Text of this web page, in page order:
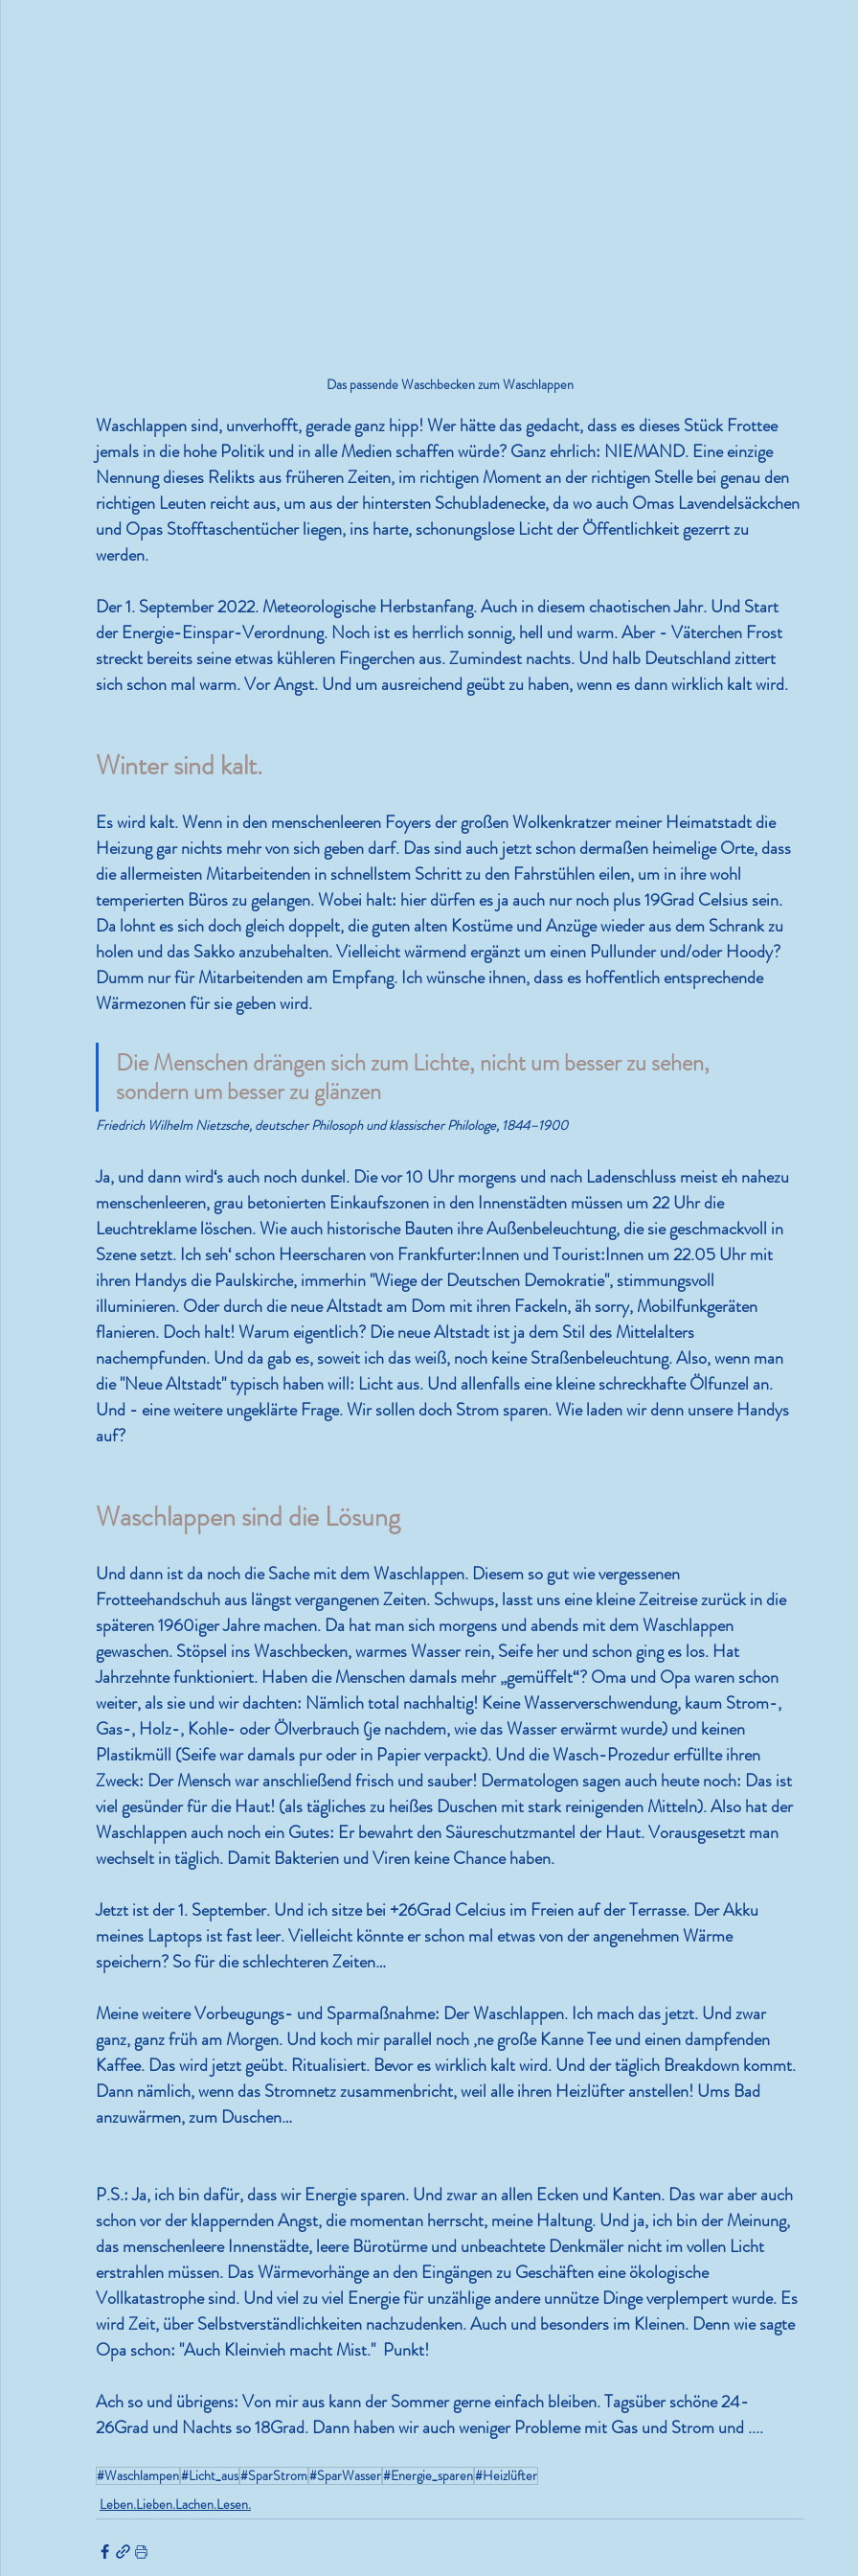
Das passende Waschbecken zum Waschlappen
Waschlappen sind, unverhofft, gerade ganz hipp! Wer hätte das gedacht, dass es dieses Stück Frottee
jemals in die hohe Politik und in alle Medien schaffen würde? Ganz ehrlich: NIEMAND. Eine einzige
Nennung dieses Relikts aus früheren Zeiten, im richtigen Moment an der richtigen Stelle bei genau den
richtigen Leuten reicht aus, um aus der hintersten Schubladenecke, da wo auch Omas Lavendelsäckchen
und Opas Stofftaschentücher liegen, ins harte, schonungslose Licht der Öffentlichkeit gezerrt zu
werden.
Der 1. September 2022. Meteorologische Herbstanfang. Auch in diesem chaotischen Jahr. Und Start
der Energie-Einspar-Verordnung. Noch ist es herrlich sonnig, hell und warm. Aber - Väterchen Frost
streckt bereits seine etwas kühleren Fingerchen aus. Zumindest nachts. Und halb Deutschland zittert
sich schon mal warm. Vor Angst. Und um ausreichend geübt zu haben, wenn es dann wirklich kalt wird.
Winter sind kalt.
Es wird kalt. Wenn in den menschenleeren Foyers der großen Wolkenkratzer meiner Heimatstadt die
Heizung gar nichts mehr von sich geben darf. Das sind auch jetzt schon dermaßen heimelige Orte, dass
die allermeisten Mitarbeitenden in schnellstem Schritt zu den Fahrstühlen eilen, um in ihre wohl
temperierten Büros zu gelangen. Wobei halt: hier dürfen es ja auch nur noch plus 19Grad Celsius sein.
Da lohnt es sich doch gleich doppelt, die guten alten Kostüme und Anzüge wieder aus dem Schrank zu
holen und das Sakko anzubehalten. Vielleicht wärmend ergänzt um einen Pullunder und/oder Hoody?
Dumm nur für Mitarbeitenden am Empfang. Ich wünsche ihnen, dass es hoffentlich entsprechende
Wärmezonen für sie geben wird.
Die Menschen drängen sich zum Lichte, nicht um besser zu sehen,
sondern um besser zu glänzen
Friedrich Wilhelm Nietzsche, deutscher Philosoph und klassischer Philologe, 1844–1900
Ja, und dann wird‘s auch noch dunkel. Die vor 10 Uhr morgens und nach Ladenschluss meist eh nahezu
menschenleeren, grau betonierten Einkaufszonen in den Innenstädten müssen um 22 Uhr die
Leuchtreklame löschen. Wie auch historische Bauten ihre Außenbeleuchtung, die sie geschmackvoll in
Szene setzt. Ich seh‘ schon Heerscharen von Frankfurter:Innen und Tourist:Innen um 22.05 Uhr mit
ihren Handys die Paulskirche, immerhin "Wiege der Deutschen Demokratie", stimmungsvoll
illuminieren. Oder durch die neue Altstadt am Dom mit ihren Fackeln, äh sorry, Mobilfunkgeräten
flanieren. Doch halt! Warum eigentlich? Die neue Altstadt ist ja dem Stil des Mittelalters
nachempfunden. Und da gab es, soweit ich das weiß, noch keine Straßenbeleuchtung. Also, wenn man
die "Neue Altstadt" typisch haben will: Licht aus. Und allenfalls eine kleine schreckhafte Ölfunzel an.
Und - eine weitere ungeklärte Frage. Wir sollen doch Strom sparen. Wie laden wir denn unsere Handys
auf?
Waschlappen sind die Lösung
Und dann ist da noch die Sache mit dem Waschlappen. Diesem so gut wie vergessenen
Frotteehandschuh aus längst vergangenen Zeiten. Schwups, lasst uns eine kleine Zeitreise zurück in die
späteren 1960iger Jahre machen. Da hat man sich morgens und abends mit dem Waschlappen
gewaschen. Stöpsel ins Waschbecken, warmes Wasser rein, Seife her und schon ging es los. Hat
Jahrzehnte funktioniert. Haben die Menschen damals mehr „gemüffelt“? Oma und Opa waren schon
weiter, als sie und wir dachten: Nämlich total nachhaltig! Keine Wasserverschwendung, kaum Strom-,
Gas-, Holz-, Kohle- oder Ölverbrauch (je nachdem, wie das Wasser erwärmt wurde) und keinen
Plastikmüll (Seife war damals pur oder in Papier verpackt). Und die Wasch-Prozedur erfüllte ihren
Zweck: Der Mensch war anschließend frisch und sauber! Dermatologen sagen auch heute noch: Das ist
viel gesünder für die Haut! (als tägliches zu heißes Duschen mit stark reinigenden Mitteln). Also hat der
Waschlappen auch noch ein Gutes: Er bewahrt den Säureschutzmantel der Haut. Vorausgesetzt man
wechselt in täglich. Damit Bakterien und Viren keine Chance haben.
Jetzt ist der 1. September. Und ich sitze bei +26Grad Celcius im Freien auf der Terrasse. Der Akku
meines Laptops ist fast leer. Vielleicht könnte er schon mal etwas von der angenehmen Wärme
speichern? So für die schlechteren Zeiten…
Meine weitere Vorbeugungs- und Sparmaßnahme: Der Waschlappen. Ich mach das jetzt. Und zwar
ganz, ganz früh am Morgen. Und koch mir parallel noch ‚ne große Kanne Tee und einen dampfenden
Kaffee. Das wird jetzt geübt. Ritualisiert. Bevor es wirklich kalt wird. Und der täglich Breakdown kommt.
Dann nämlich, wenn das Stromnetz zusammenbricht, weil alle ihren Heizlüfter anstellen! Ums Bad
anzuwärmen, zum Duschen…
P.S.: Ja, ich bin dafür, dass wir Energie sparen. Und zwar an allen Ecken und Kanten. Das war aber auch
schon vor der klappernden Angst, die momentan herrscht, meine Haltung. Und ja, ich bin der Meinung,
das menschenleere Innenstädte, leere Bürotürme und unbeachtete Denkmäler nicht im vollen Licht
erstrahlen müssen. Das Wärmevorhänge an den Eingängen zu Geschäften eine ökologische
Vollkatastrophe sind. Und viel zu viel Energie für unzählige andere unnütze Dinge verplempert wurde. Es
wird Zeit, über Selbstverständlichkeiten nachzudenken. Auch und besonders im Kleinen. Denn wie sagte
Opa schon: "Auch Kleinvieh macht Mist."  Punkt!
Ach so und übrigens: Von mir aus kann der Sommer gerne einfach bleiben. Tagsüber schöne 24-
26Grad und Nachts so 18Grad. Dann haben wir auch weniger Probleme mit Gas und Strom und ....
#Waschlampen#Licht_aus#SparStrom#SparWasser#Energie_sparen#Heizlüfter
Leben.Lieben.Lachen.Lesen.